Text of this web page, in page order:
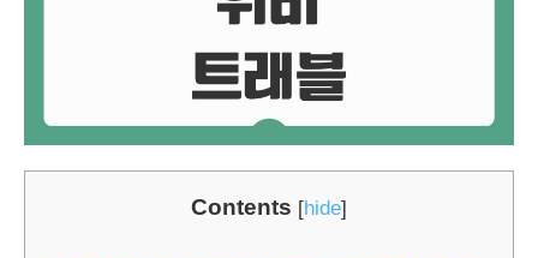
Contents [hide]